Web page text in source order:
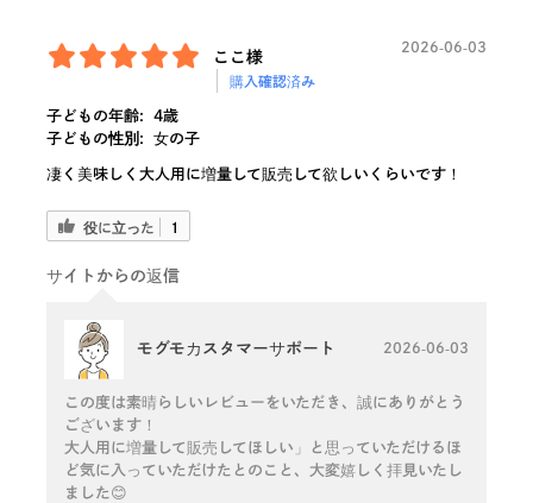
ここ様
購入確認済み
2026-06-03
子どもの年齢:
4歳
子どもの性別:
女の子
凄く美味しく大人用に増量して販売して欲しいくらいです！
役に立った 1
サイトからの返信
モグモカスタマーサポート 2026-06-03
この度は素晴らしいレビューをいただき、誠にありがとう
ございます！
大人用に増量して販売してほしい」と思っていただけるほ
ど気に入っていただけたとのこと、大変嬉しく拝見いたし
ました😊